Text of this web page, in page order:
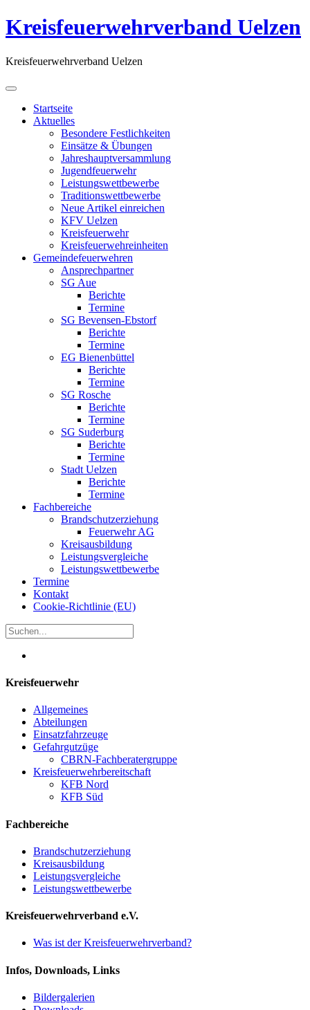
Kreisfeuerwehrverband Uelzen
Kreisfeuerwehrverband Uelzen
Startseite
Aktuelles
Besondere Festlichkeiten
Einsätze & Übungen
Jahreshauptversammlung
Jugendfeuerwehr
Leistungswettbewerbe
Traditionswettbewerbe
Neue Artikel einreichen
KFV Uelzen
Kreisfeuerwehr
Kreisfeuerwehreinheiten
Gemeindefeuerwehren
Ansprechpartner
SG Aue
Berichte
Termine
SG Bevensen-Ebstorf
Berichte
Termine
EG Bienenbüttel
Berichte
Termine
SG Rosche
Berichte
Termine
SG Suderburg
Berichte
Termine
Stadt Uelzen
Berichte
Termine
Fachbereiche
Brandschutzerziehung
Feuerwehr AG
Kreisausbildung
Leistungsvergleiche
Leistungswettbewerbe
Termine
Kontakt
Cookie-Richtlinie (EU)
Kreisfeuerwehr
Allgemeines
Abteilungen
Einsatzfahrzeuge
Gefahrgutzüge
CBRN-Fachberatergruppe
Kreisfeuerwehrbereitschaft
KFB Nord
KFB Süd
Fachbereiche
Brandschutzerziehung
Kreisausbildung
Leistungsvergleiche
Leistungswettbewerbe
Kreisfeuerwehrverband e.V.
Was ist der Kreisfeuerwehrverband?
Infos, Downloads, Links
Bildergalerien